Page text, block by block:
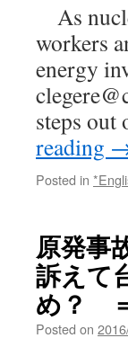
As
workers
energy
steps
reading
Posted in
原発事
訴えて
め？
Posted on